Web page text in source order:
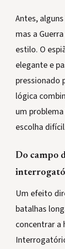
Antes,
mas a
estilo. O
elegante e
pressionado
lógica
um
escolha
Do campo
Um efeito
batalhas
concentrar a